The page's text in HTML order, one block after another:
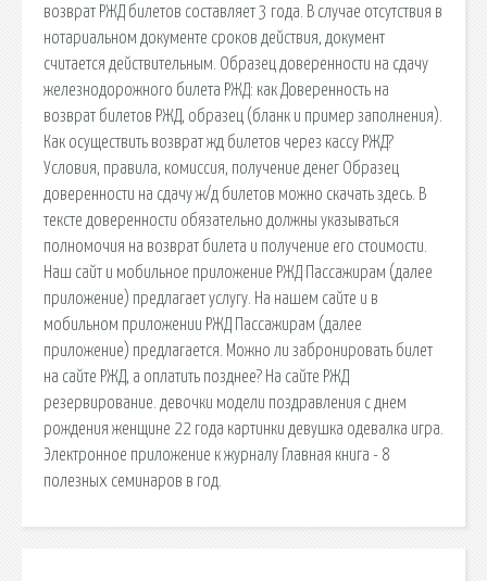
возврат РЖД билетов составляет 3 года. В случае отсутствия в
нотариальном документе сроков действия, документ
считается действительным. Образец доверенности на сдачу
железнодорожного билета РЖД: как Доверенность на
возврат билетов РЖД, образец (бланк и пример заполнения).
Как осуществить возврат жд билетов через кассу РЖД?
Условия, правила, комиссия, получение денег Образец
доверенности на сдачу ж/д билетов можно скачать здесь. В
тексте доверенности обязательно должны указываться
полномочия на возврат билета и получение его стоимости.
Наш сайт и мобильное приложение РЖД Пассажирам (далее
приложение) предлагает услугу. На нашем сайте и в
мобильном приложении РЖД Пассажирам (далее
приложение) предлагается. Можно ли забронировать билет
на сайте РЖД, а оплатить позднее? На сайте РЖД
резервирование. девочки модели поздравления с днем
рождения женщине 22 года картинки девушка одевалка игра.
Электронное приложение к журналу Главная книга - 8
полезных семинаров в год.